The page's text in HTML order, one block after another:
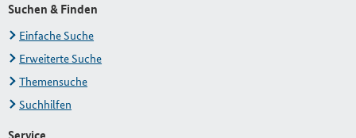
Suchen & Finden
Einfache Suche
Erweiterte Suche
Themensuche
Suchhilfen